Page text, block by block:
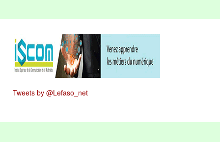
Tweets by @Lefaso_net